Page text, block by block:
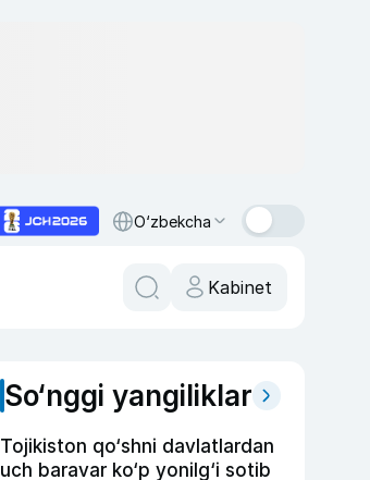
O‘zbekcha
Kabinet
So‘nggi yangiliklar
Tojikiston qo‘shni davlatlardan
uch baravar ko‘p yonilg‘i sotib